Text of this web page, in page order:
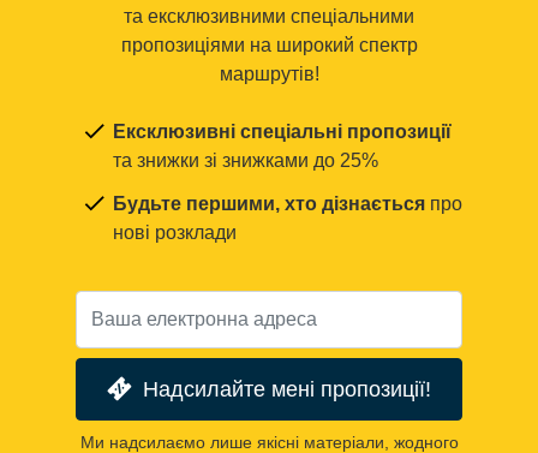
та ексклюзивними спеціальними
пропозиціями на широкий спектр
маршрутів!
Ексклюзивні спеціальні пропозиції
та знижки зі знижками до 25%
Будьте першими, хто дізнається про
нові розклади
Надсилайте мені пропозиції!
Ми надсилаємо лише якісні матеріали, жодного